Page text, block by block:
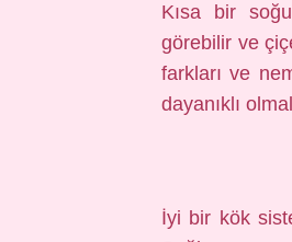
Kısa bir
görebilir ve
farkları ve
dayanıklı
İyi bir kök